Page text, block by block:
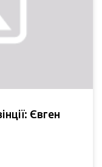
Євген